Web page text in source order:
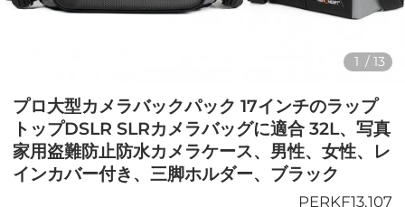
1 /13
プロ大型カメラバックパック 17インチのラップ
トップDSLR SLRカメラバッグに適合 32L、写真
家用盗難防止防水カメラケース、男性、女性、レ
インカバー付き、三脚ホルダー、ブラック
PERKF13.107